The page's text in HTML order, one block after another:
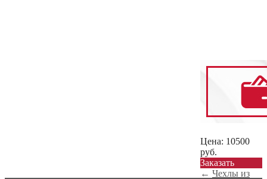
Цена: 10500
руб.
Заказать
← Чехлы из